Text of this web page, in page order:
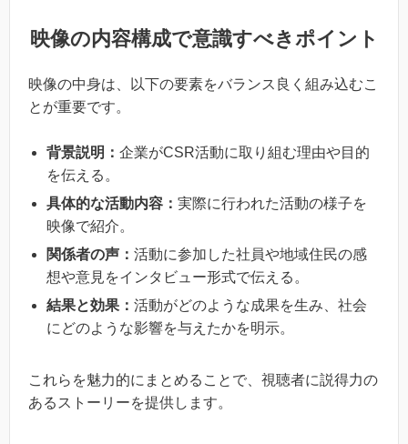
映像の内容構成で意識すべきポイント
映像の中身は、以下の要素をバランス良く組み込むこ
とが重要です。
背景説明： 企業がCSR活動に取り組む理由や目的
を伝える。
具体的な活動内容： 実際に行われた活動の様子を
映像で紹介。
関係者の声： 活動に参加した社員や地域住民の感
想や意見をインタビュー形式で伝える。
結果と効果： 活動がどのような成果を生み、社会
にどのような影響を与えたかを明示。
これらを魅力的にまとめることで、視聴者に説得力の
あるストーリーを提供します。